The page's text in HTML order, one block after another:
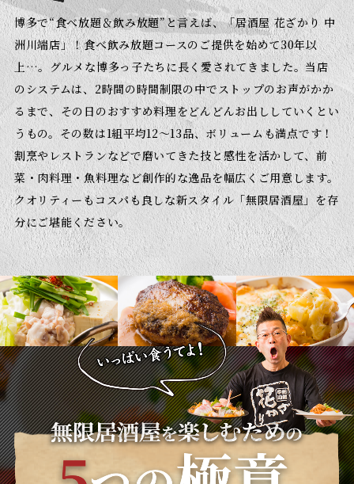
博多で“食べ放題＆飲み放題”と言えば、「居酒屋 花ざかり 中
洲川端店」！食べ飲み放題コースのご提供を始めて30年以
上…。グルメな博多っ子たちに長く愛されてきました。当店
のシステムは、2時間の時間制限の中でストップのお声がかか
るまで、その日のおすすめ料理をどんどんお出ししていくとい
うもの。その数は1組平均12～13品、ボリュームも満点です！
割烹やレストランなどで磨いてきた技と感性を活かして、前
菜・肉料理・魚料理など創作的な逸品を幅広くご用意します。
クオリティーもコスパも良しな新スタイル「無限居酒屋」を存
分にご堪能ください。